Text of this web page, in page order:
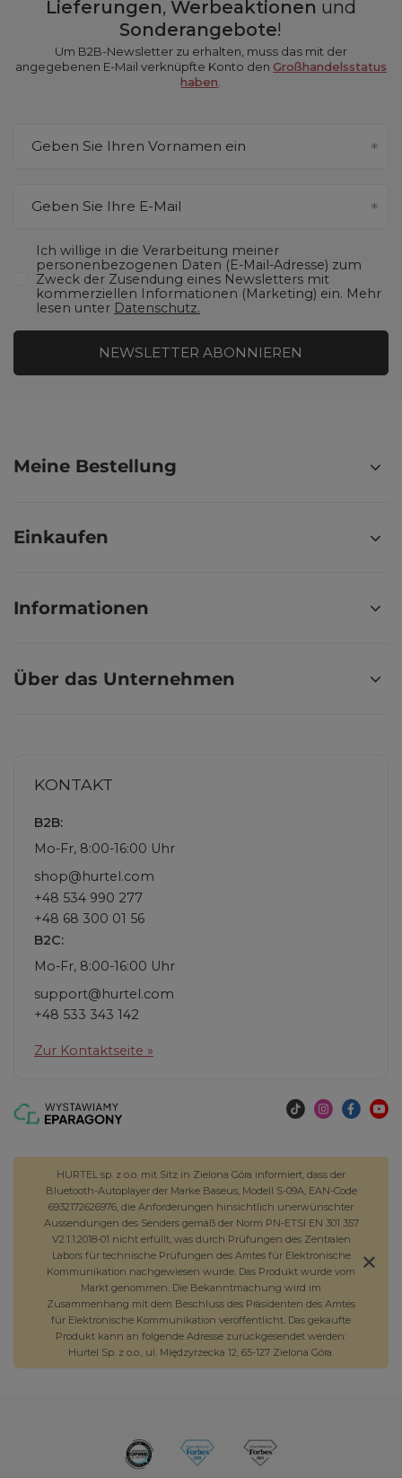
Lieferungen, Werbeaktionen und
Sonderangebote!
Um B2B-Newsletter zu erhalten, muss das mit der
angegebenen E-Mail verknüpfte Konto den Großhandelsstatus
haben
Geben Sie Ihren Vornamen ein
Geben Sie Ihre E-Mail
Ich willige in die Verarbeitung meiner
personenbezogenen Daten (E-Mail-Adresse) zum
Zweck der Zusendung eines Newsletters mit
kommerziellen Informationen (Marketing) ein. Mehr
lesen unter Datenschutz.
NEWSLETTER ABONNIEREN
Meine Bestellung
Einkaufen
Informationen
Über das Unternehmen
KONTAKT
B2B:
Mo-Fr, 8:00-16:00 Uhr
shop@hurtel.com
+48 534 990 277
+48 68 300 01 56
B2C:
Mo-Fr, 8:00-16:00 Uhr
support@hurtel.com
+48 533 343 142
Zur Kontaktseite »
HURTEL sp. z o.o. mit Sitz in Zielona Góra informiert, dass der
Bluetooth-Autoplayer der Marke Baseus, Modell S-09A, EAN-Code
6932172626976, die Anforderungen hinsichtlich unerwünschter
Aussendungen des Senders gemäß der Norm PN-ETSI EN 301 357
V2.1.1:2018-01 nicht erfüllt, was durch Prüfungen des Zentralen
Labors für technische Prüfungen des Amtes für Elektronische
Kommunikation nachgewiesen wurde. Das Produkt wurde vom
Markt genommen. Die Bekanntmachung wird im
Zusammenhang mit dem Beschluss des Präsidenten des Amtes
für Elektronische Kommunikation veröffentlicht. Das gekaufte
Produkt kann an folgende Adresse zurückgesendet werden:
Hurtel Sp. z o.o., ul. Międzyrzecka 12, 65-127 Zielona Góra.